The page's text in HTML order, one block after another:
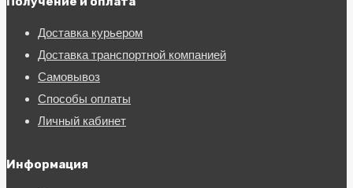
Доставка курьером
Доставка транспортной компанией
Самовывоз
Способы оплаты
Личный кабинет
Информация